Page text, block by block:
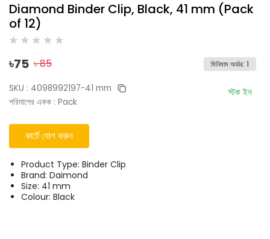
Diamond Binder Clip, Black, 41 mm (Pack
of 12)
৳75 ৳85 মিনিমাম অর্ডার: 1
SKU : 4098992197-41 mm
পরিমাপের একক : Pack
স্টক ইন
কার্টে যোগ করুন
Product Type: Binder Clip
Brand: Daimond
Size: 41 mm
Colour: Black